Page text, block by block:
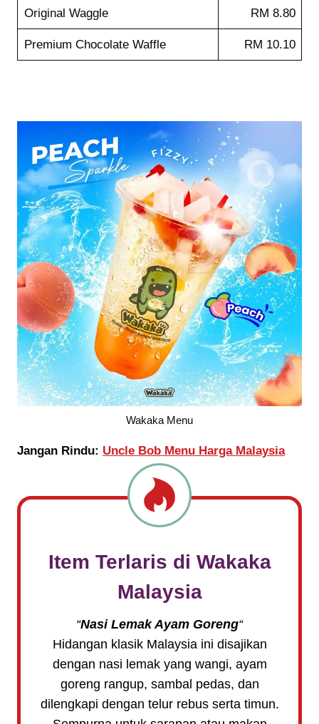
Original Waggle RM 8.80
Premium Chocolate Waffle RM 10.10
Wakaka Menu
Jangan Rindu: Uncle Bob Menu Harga Malaysia
Item Terlaris di Wakaka
Malaysia
“Nasi Lemak Ayam Goreng“
Hidangan klasik Malaysia ini disajikan
dengan nasi lemak yang wangi, ayam
goreng rangup, sambal pedas, dan
dilengkapi dengan telur rebus serta timun.